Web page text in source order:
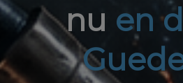
nu en